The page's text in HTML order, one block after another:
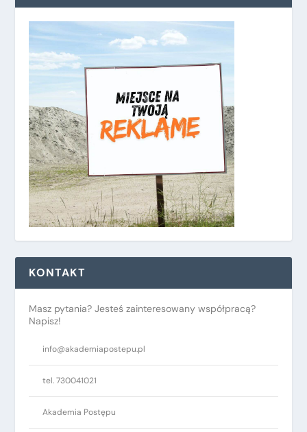
KONTAKT
Masz pytania? Jesteś zainteresowany współpracą?
Napisz!
info@akademiapostepu.pl
tel. 730041021
Akademia Postępu